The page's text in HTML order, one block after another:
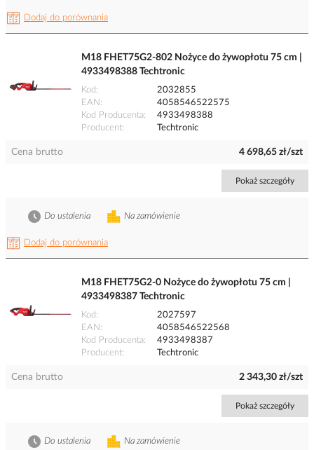
Dodaj do porównania
M18 FHET75G2-802 Nożyce do żywopłotu 75 cm |
4933498388 Techtronic
Kod
2032855
EAN
4058546522575
Kod Producenta
4933498388
Producent
Techtronic
Cena brutto 4 698,65 zł/szt
Pokaż szczegóły
Dodaj do porównania
Na zamówienie
Do ustalenia
M18 FHET75G2-0 Nożyce do żywopłotu 75 cm |
4933498387 Techtronic
Kod
2027597
EAN
4058546522568
Kod Producenta
4933498387
Producent
Techtronic
Cena brutto 2 343,30 zł/szt
Pokaż szczegóły
Na zamówienie
Do ustalenia